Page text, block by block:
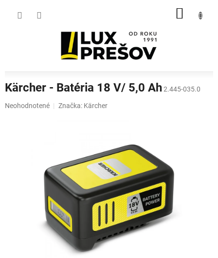
Kärcher - Batéria 18 V/ 5,0 Ah2.445-035.0
Priemerné
Neohodnotené Značka: Kärcher